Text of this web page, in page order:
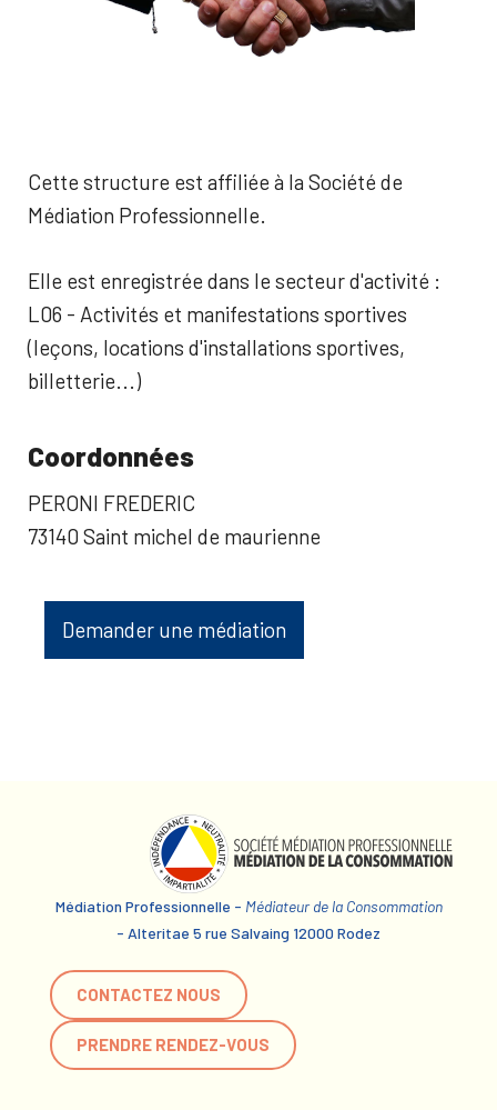
Cette structure est affiliée à la Société de
Médiation Professionnelle.
Elle est enregistrée dans le secteur d'activité :
L06 - Activités et manifestations sportives
(leçons, locations d'installations sportives,
billetterie...)
Coordonnées
PERONI FREDERIC
73140 Saint michel de maurienne
Demander une médiation
Médiation Professionnelle - Médiateur de la Consommation
- Alteritae 5 rue Salvaing 12000 Rodez
CONTACTEZ NOUS
PRENDRE RENDEZ-VOUS